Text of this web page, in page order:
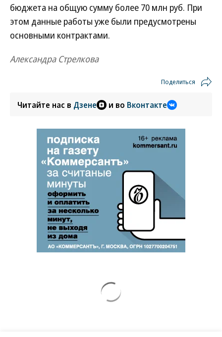
бюджета на общую сумму более 70 млн руб. При
этом данные работы уже были предусмотрены
основными контрактами.
Александра Стрелкова
Поделиться
Читайте нас в Дзене и во Вконтакте